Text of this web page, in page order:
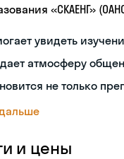
«СКАЕНГ»
увидеть
атмосферу
не только
и цены